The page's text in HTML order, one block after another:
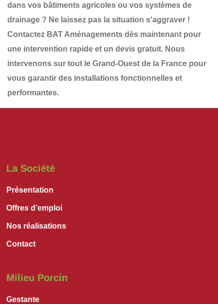
dans vos bâtiments agricoles ou vos systèmes de
drainage ? Ne laissez pas la situation s'aggraver !
Contactez BAT Aménagements dès maintenant pour
une intervention rapide et un devis gratuit. Nous
intervenons sur tout le Grand-Ouest de la France pour
vous garantir des installations fonctionnelles et
performantes.
La Société
Présentation
Offres d’emploi
Nos réalisations
Contact
Milieu Porcin
Gestante